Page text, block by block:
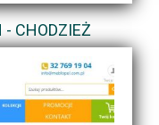
- CHODZIEŻ